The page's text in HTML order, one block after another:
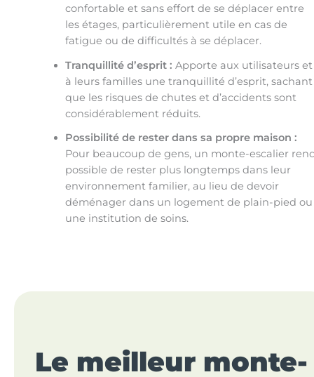
confortable et sans effort de se déplacer entre
les étages, particulièrement utile en cas de
fatigue ou de difficultés à se déplacer.
Tranquillité d’esprit : Apporte aux utilisateurs et
à leurs familles une tranquillité d’esprit, sachant
que les risques de chutes et d’accidents sont
considérablement réduits.
Possibilité de rester dans sa propre maison :
Pour beaucoup de gens, un monte-escalier
possible de rester plus longtemps dans leur
environnement familier, au lieu de devoir
déménager dans un logement de plain-pied ou
une institution de soins.
Le meilleur monte-